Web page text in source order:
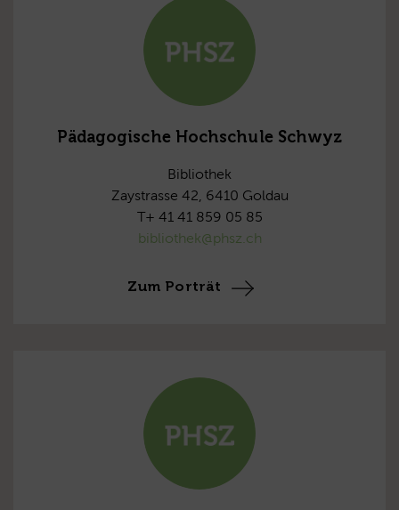
Pädagogische Hochschule Schwyz
Bibliothek
Zaystrasse 42, 6410 Goldau
T+ 41 41 859 05 85
bibliothek@phsz.ch
Zum Porträt